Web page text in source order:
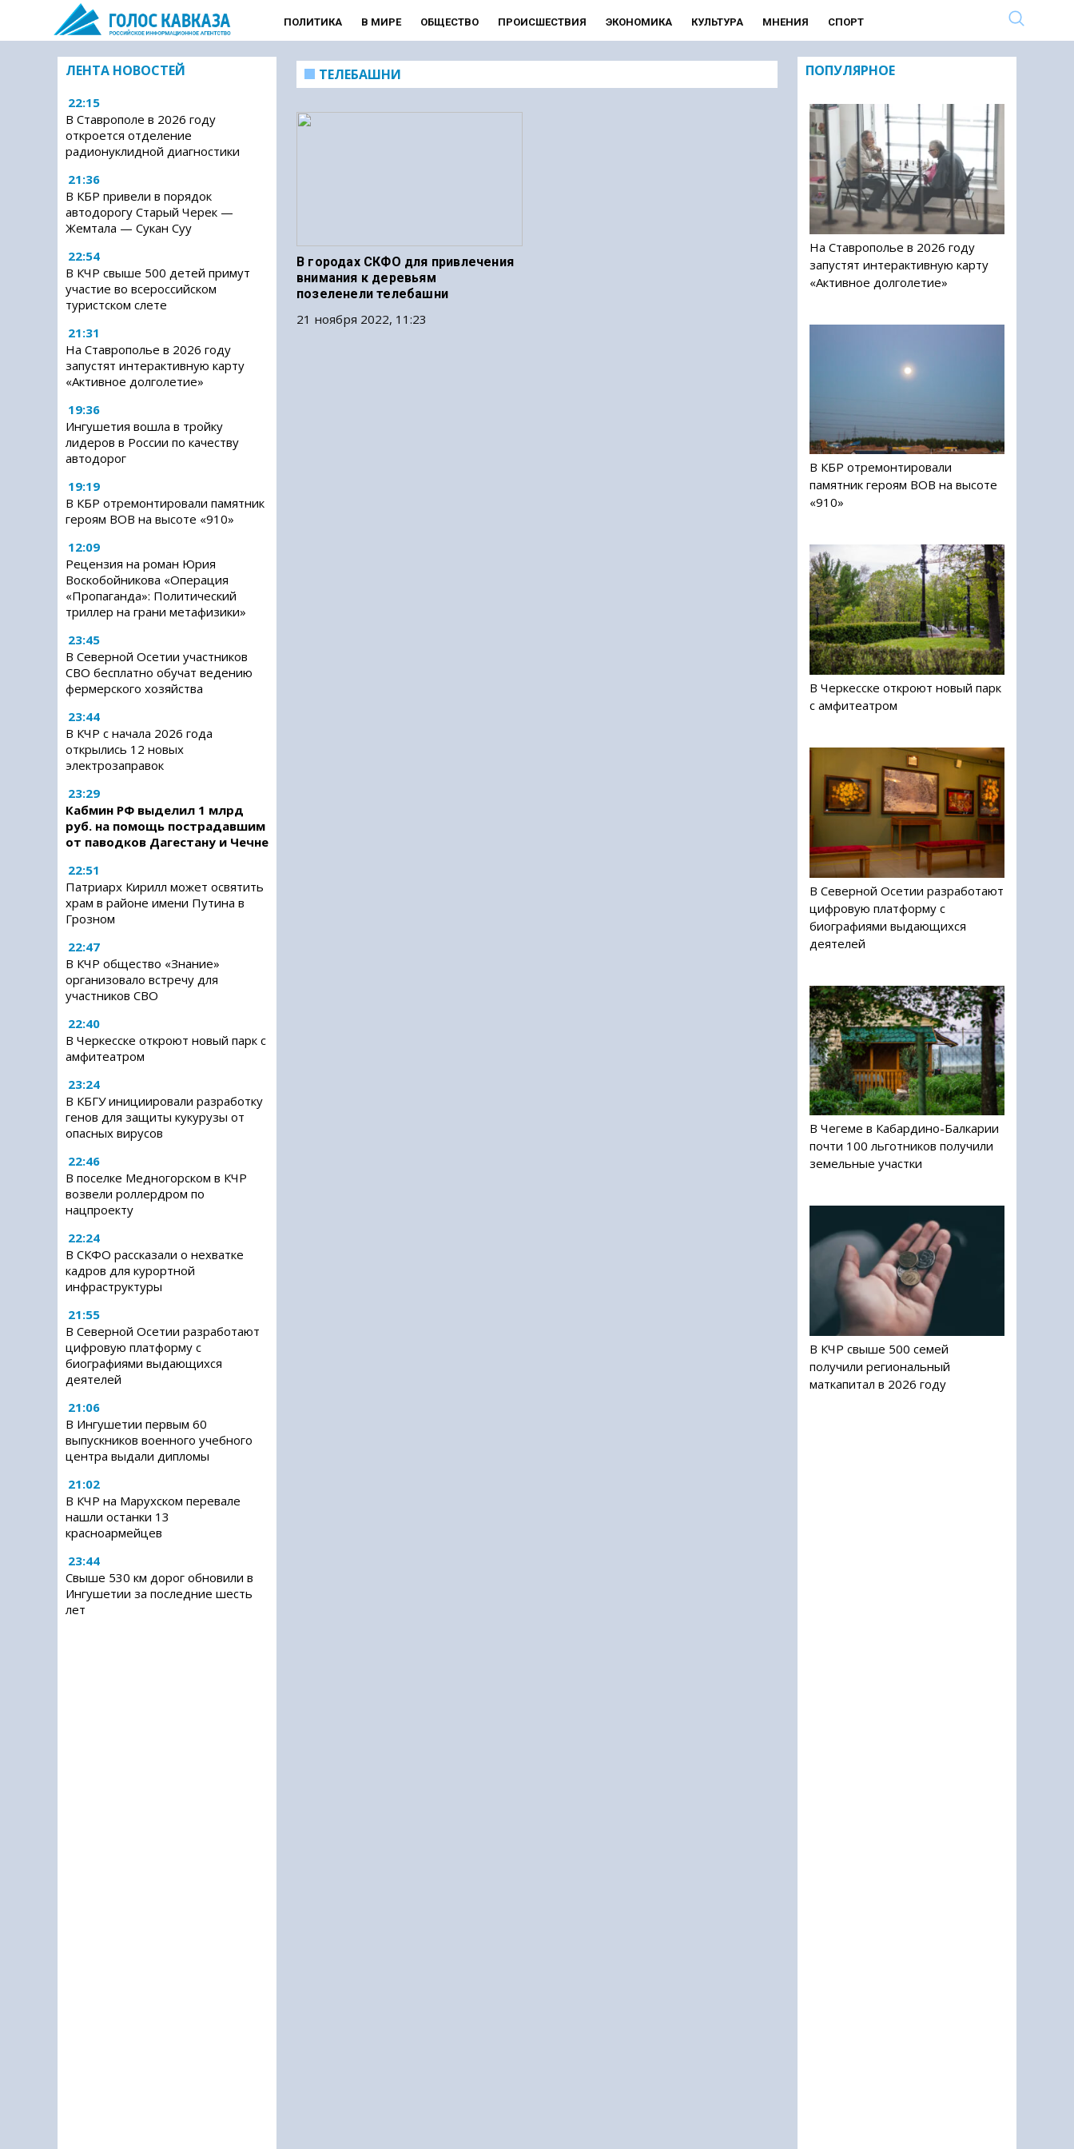
ПОЛИТИКА В МИРЕ ОБЩЕСТВО ПРОИСШЕСТВИЯ ЭКОНОМИКА КУЛЬТУРА МНЕНИЯ СПОРТ
ЛЕНТА НОВОСТЕЙ
22:15
В Ставрополе в 2026 году
откроется отделение
радионуклидной диагностики
21:36
В КБР привели в порядок
автодорогу Старый Черек —
Жемтала — Сукан Суу
22:54
В КЧР свыше 500 детей примут
участие во всероссийском
туристском слете
21:31
На Ставрополье в 2026 году
запустят интерактивную карту
«Активное долголетие»
19:36
Ингушетия вошла в тройку
лидеров в России по качеству
автодорог
19:19
В КБР отремонтировали памятник
героям ВОВ на высоте «910»
12:09
Рецензия на роман Юрия
Воскобойникова «Операция
«Пропаганда»: Политический
триллер на грани метафизики»
23:45
В Северной Осетии участников
СВО бесплатно обучат ведению
фермерского хозяйства
23:44
В КЧР с начала 2026 года
открылись 12 новых
электрозаправок
23:29
Кабмин РФ выделил 1 млрд
руб. на помощь пострадавшим
от паводков Дагестану и Чечне
22:51
Патриарх Кирилл может освятить
храм в районе имени Путина в
Грозном
22:47
В КЧР общество «Знание»
организовало встречу для
участников СВО
22:40
В Черкесске откроют новый парк с
амфитеатром
23:24
В КБГУ инициировали разработку
генов для защиты кукурузы от
опасных вирусов
22:46
В поселке Медногорском в КЧР
возвели роллердром по
нацпроекту
22:24
В СКФО рассказали о нехватке
кадров для курортной
инфраструктуры
21:55
В Северной Осетии разработают
цифровую платформу с
биографиями выдающихся
деятелей
21:06
В Ингушетии первым 60
выпускников военного учебного
центра выдали дипломы
21:02
В КЧР на Марухском перевале
нашли останки 13
красноармейцев
23:44
Свыше 530 км дорог обновили в
Ингушетии за последние шесть
лет
ТЕЛЕБАШНИ
В городах СКФО для привлечения
внимания к деревьям
позеленели телебашни
21 ноября 2022, 11:23
ПОПУЛЯРНОЕ
На Ставрополье в 2026 году
запустят интерактивную карту
«Активное долголетие»
В КБР отремонтировали
памятник героям ВОВ на высоте
«910»
В Черкесске откроют новый парк
с амфитеатром
В Северной Осетии разработают
цифровую платформу с
биографиями выдающихся
деятелей
В Чегеме в Кабардино-Балкарии
почти 100 льготников получили
земельные участки
В КЧР свыше 500 семей
получили региональный
маткапитал в 2026 году